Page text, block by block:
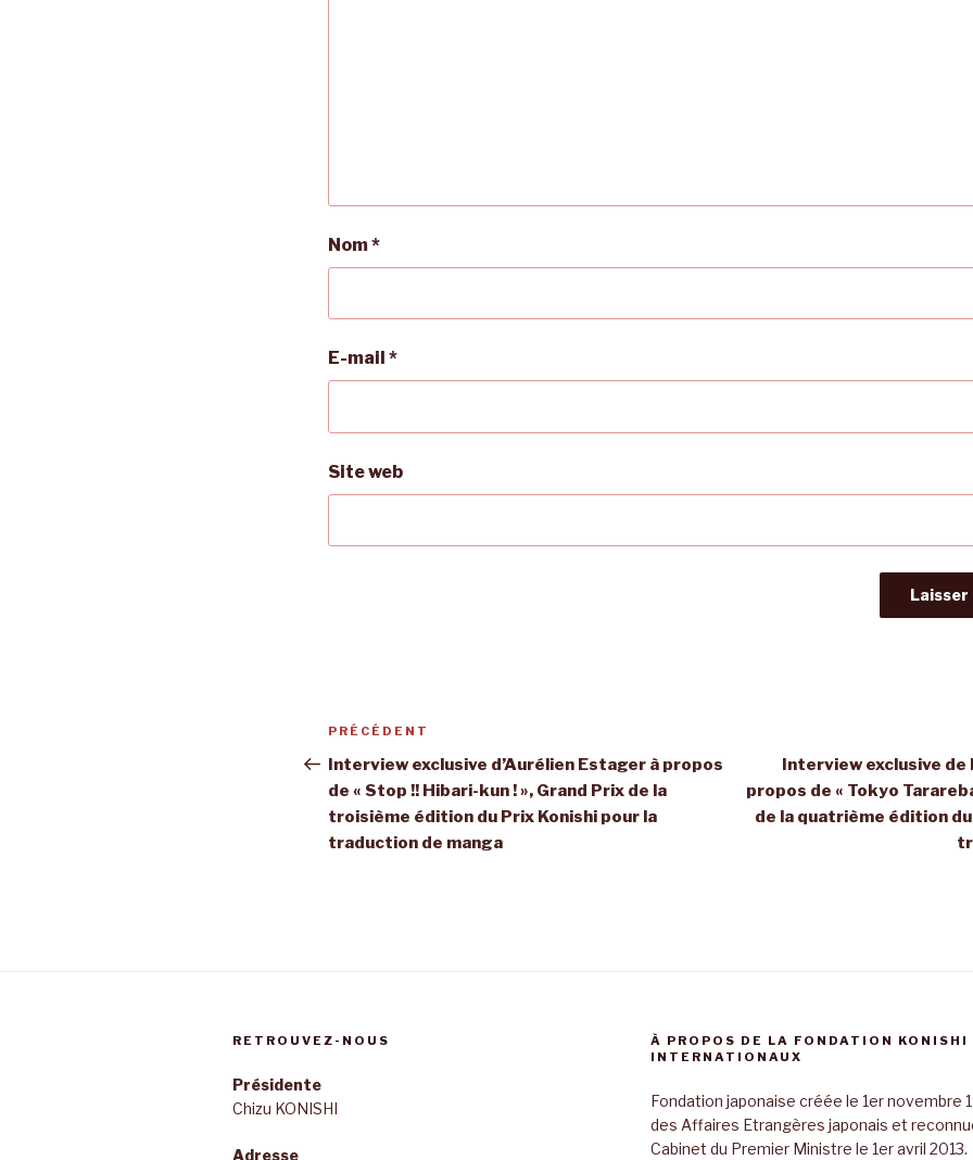
Nom*
E-mail *
Site web
Navigation
de
l’article
Article
précédent
PRÉCÉDENT
Interview exclusive d’Aurélien Estager à propos
de « Stop !! Hibari-kun ! », Grand Prix de la
troisième édition du Prix Konishi pour la
traduction de manga
Interview exclusive de
propos de « Tokyo
de la quatrième édition
RETROUVEZ-NOUS
Présidente
Chizu KONISHI
Adresse
À PROPOS DE LA FONDATION KONISHI
INTERNATIONAUX
Fondation japonaise créée le 1er novembre
des Affaires Etrangères japonais et
Cabinet du Premier Ministre le 1er avril 2013.